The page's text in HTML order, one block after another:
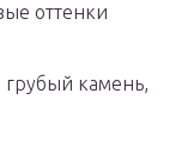
оттенки
грубый камень,